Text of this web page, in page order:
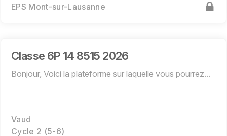
EPS Mont-sur-Lausanne
Classe 6P 14 8515 2026
Bonjour, Voici la plateforme sur laquelle vous pourrez...
Vaud
Cycle 2 (5-6)